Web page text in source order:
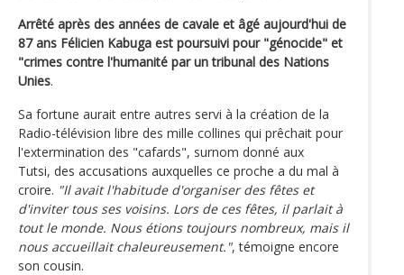
Arrêté après des années de cavale et âgé aujourd'hui de
87 ans Félicien Kabuga est poursuivi pour "génocide" et
"crimes contre l'humanité par un tribunal des Nations
Unies.
Sa fortune aurait entre autres servi à la création de la
Radio-télévision libre des mille collines qui prêchait pour
l'extermination des "cafards", surnom donné aux
Tutsi, des accusations auxquelles ce proche a du mal à
croire. "Il avait l'habitude d'organiser des fêtes et
d'inviter tous ses voisins. Lors de ces fêtes, il parlait à
tout le monde. Nous étions toujours nombreux, mais il
nous accueillait chaleureusement.", témoigne encore
son cousin.